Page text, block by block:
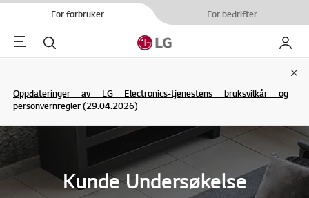
For forbruker For bedrifter
Menu Søk My LG
Oppdateringer av LG Electronics-tjenestens bruksvilkår og
personvernregler (29.04.2026)
Kunde Undersøkelse